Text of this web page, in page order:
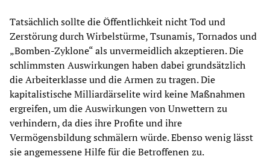
Tatsächlich sollte die Öffentlichkeit nicht Tod und
Zerstörung durch Wirbelstürme, Tsunamis, Tornados und
„Bomben-Zyklone“ als unvermeidlich akzeptieren. Die
schlimmsten Auswirkungen haben dabei grundsätzlich
die Arbeiterklasse und die Armen zu tragen. Die
kapitalistische Milliardärselite wird keine Maßnahmen
ergreifen, um die Auswirkungen von Unwettern zu
verhindern, da dies ihre Profite und ihre
Vermögensbildung schmälern würde. Ebenso wenig lässt
sie angemessene Hilfe für die Betroffenen zu.